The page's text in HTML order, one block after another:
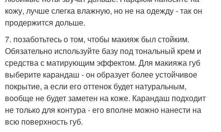
кожу, лучше слегка влажную, но не на одежду - так он
продержится дольше.
7. позаботьтесь о том, чтобы макияж был стойким.
Обязательно используйте базу под тональный крем и
средства с матирующим эффектом. Для макияжа губ
выберите карандаш - он образует более устойчивое
покрытие, а если его оттенок будет натуральным,
вообще не будет заметен на коже. Карандаш подходит
не только для контура - его вполне можно нанести на
всю поверхность губ.